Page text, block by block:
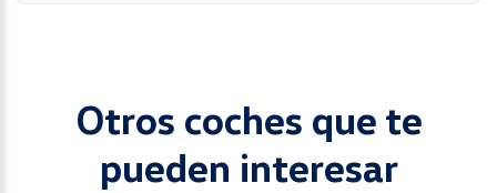
Otros coches que te
pueden interesar